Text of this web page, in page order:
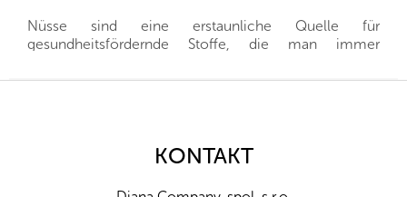
Nüsse sind eine erstaunliche Quelle für
gesundheitsfördernde Stoffe, die man immer
hervorragend. Sie sind ein gesunder und schneller
Wir importieren alle unsere Nüsse direkt aus den
und des fairen Umgangs mit unseren Lieferanten sind
KONTAKT